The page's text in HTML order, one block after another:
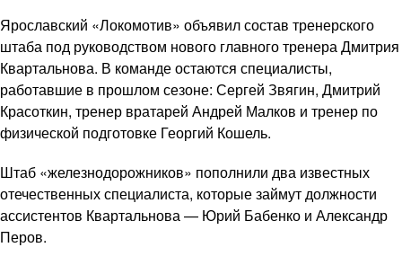
Ярославский «Локомотив» объявил состав тренерского
штаба под руководством нового главного тренера Дмитрия
Квартальнова. В команде остаются специалисты,
работавшие в прошлом сезоне: Сергей Звягин, Дмитрий
Красоткин, тренер вратарей Андрей Малков и тренер по
физической подготовке Георгий Кошель.
Штаб «железнодорожников» пополнили два известных
отечественных специалиста, которые займут должности
ассистентов Квартальнова — Юрий Бабенко и Александр
Перов.